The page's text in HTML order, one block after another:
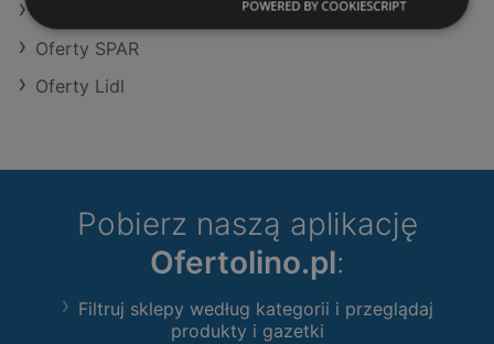
Oferty SPAR
Oferty Lidl
Pobierz naszą aplikację
Ofertolino.pl:
Filtruj sklepy według kategorii i przeglądaj
produkty i gazetki
POWERED BY COOKIESCRIPT